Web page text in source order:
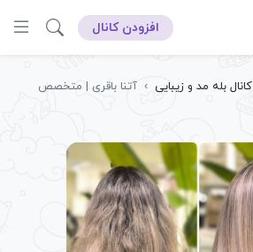
افزودن کانال
کانال بله مد و زیبایی › آتنا باقری | متخصص